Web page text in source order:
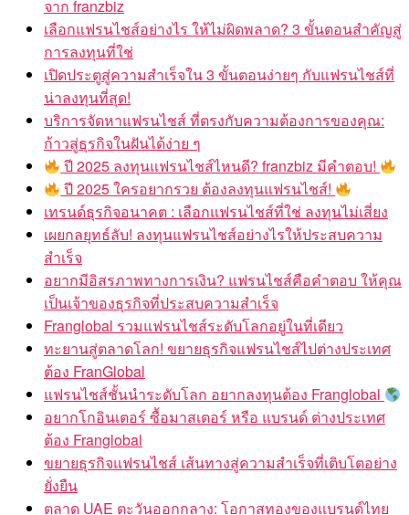
จาก franzbiz
เลือกแฟรนไชส์อย่างไร ให้ไม่ผิดพลาด? 3 ขั้นตอนสำคัญสู่
การลงทุนที่ใช่
เปิดประตูสู่ความสำเร็จใน 3 ขั้นตอนง่ายๆ กับแฟรนไชส์ที่
น่าลงทุนที่สุด!
บริการจัดหาแฟรนไชส์ ที่ตรงกับความต้องการของคุณ:
ก้าวสู่ธุรกิจในฝันได้ง่าย ๆ
ปี 2025 ลงทุนแฟรนไชส์ไหนดี? franzbiz มีคำตอบ!
ปี 2025 ใครอยากรวย ต้องลงทุนแฟรนไชส์!
เทรนด์ธุรกิจอนาคต : เลือกแฟรนไชส์ที่ใช่ ลงทุนไม่เสี่ยง
เผยกลยุทธ์ลับ! ลงทุนแฟรนไชส์อย่างไรให้ประสบความ
สำเร็จ
อยากมีอิสรภาพทางการเงิน? แฟรนไชส์คือคำตอบ ให้คุณ
เป็นเจ้าของธุรกิจที่ประสบความสำเร็จ
Franglobal รวมแฟรนไชส์ระดับโลกอยู่ในที่เดียว
ทะยานสู่ตลาดโลก! ขยายธุรกิจแฟรนไชส์ไปต่างประเทศ
ต้อง FranGlobal
แฟรนไชส์ชั้นนำระดับโลก อยากลงทุนต้อง Franglobal
อยากโกอินเตอร์ ซื้อมาสเตอร์ หรือ แบรนด์ ต่างประเทศ
ต้อง Franglobal
ขยายธุรกิจแฟรนไชส์ เส้นทางสู่ความสำเร็จที่เติบโตอย่าง
ยั่งยืน
ตลาด UAE ตะวันออกกลาง: โอกาสทองของแบรนด์ไทย